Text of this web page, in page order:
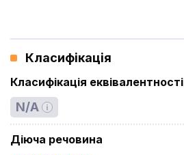
Класифікація
Класифікація еквівалентності
N/A
Діюча речовина